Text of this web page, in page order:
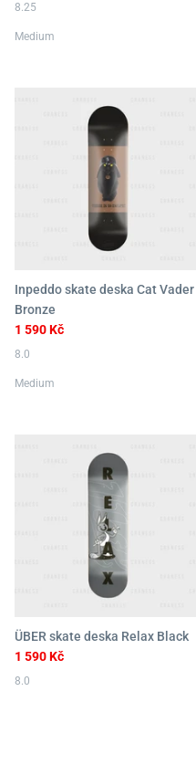
8.25
Medium
Inpeddo skate deska Cat Vader
Bronze
1 590 Kč
8.0
Medium
ÜBER skate deska Relax Black
1 590 Kč
8.0